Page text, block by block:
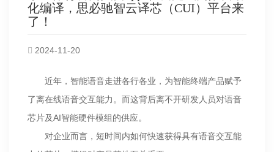
化编译，思必驰智云译芯（CUI）平台来
了！
2024-11-20
近年，智能语音走进各行各业，为智能终端产品赋予
了离在线语音交互能力。而这背后离不开研发人员对语音
芯片及AI智能硬件模组的供应。
对企业而言，短时间内如何快速获得具有语音交互能